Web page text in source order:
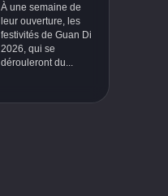
À une semaine de
leur ouverture, les
festivités de Guan Di
2026, qui se
dérouleront du...